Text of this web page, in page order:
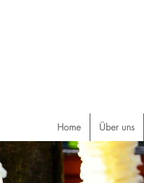
Home Über uns